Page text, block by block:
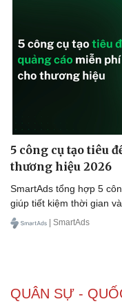
5 công cụ tạo tiêu
thương hiệu 2026
SmartAds tổng hợp 5
giúp tiết kiệm thời gian
| SmartAds
QUÂN SỰ -